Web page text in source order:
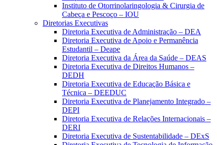
Instituto de Otorrinolaringologia & Cirurgia de
Cabeça e Pescoço – IOU
Diretorias Executivas
Diretoria Executiva de Administração – DEA
Diretoria Executiva de Apoio e Permanência
Estudantil – Deape
Diretoria Executiva da Área da Saúde – DEAS
Diretoria Executiva de Direitos Humanos –
DEDH
Diretoria Executiva de Educação Básica e
Técnica – DEEDUC
Diretoria Executiva de Planejamento Integrado –
DEPI
Diretoria Executiva de Relações Internacionais –
DERI
Diretoria Executiva de Sustentabilidade – DExS